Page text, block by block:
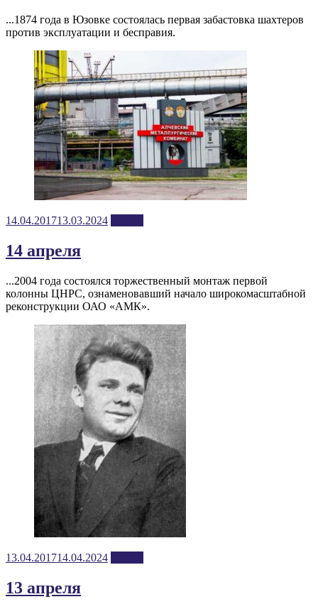
...1874 года в Юзовке состоялась первая забастовка шахтеров
против эксплуатации и бесправия.
Posted
14.04.201713.03.2024
14 апреля
...2004 года состоялся торжественный монтаж первой
колонны ЦНРС, ознаменовавший начало широкомасштабной
реконструкции ОАО «АМК».
Posted
13.04.201714.04.2024
13 апреля